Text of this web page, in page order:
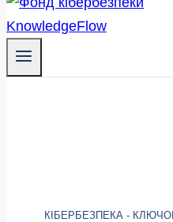
КІБЕРБЕЗПЕКА -